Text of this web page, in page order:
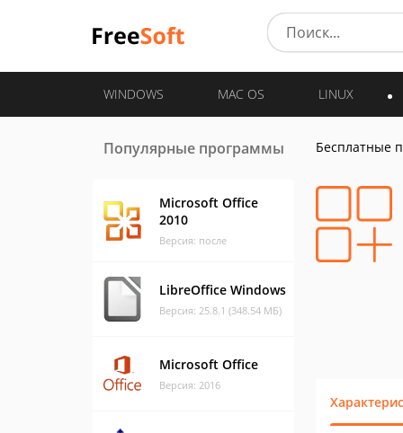
WINDOWS MAC OS LINUX
Популярные программы
Microsoft Office
2010
Версия: после
LibreOffice Windows
Версия: 25.8.1 (348.54 МБ)
Microsoft Office
Версия: 2016
Бесплатные